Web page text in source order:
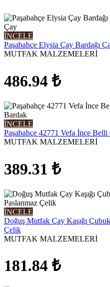
İNCELE
Paşabahçe Elysia Çay Bardağı
MUTFAK MALZEMELERİ
486.94 ₺
İNCELE
Paşabahçe 42771 Vefa İnce
MUTFAK MALZEMELERİ
389.31 ₺
İNCELE
Doğuş Mutfak Çay Kaşığı
Çelik
MUTFAK MALZEMELERİ
181.84 ₺